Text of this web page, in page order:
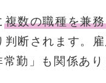
複数の職種を兼
判断されます。
常勤」も関係あり